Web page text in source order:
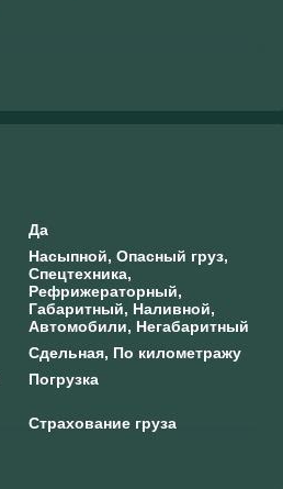
Да
Насыпной, Опасный груз,
Спецтехника,
Рефрижераторный,
Габаритный, Наливной,
Автомобили, Негабаритный
Сдельная, По километражу
Погрузка
Страхование груза